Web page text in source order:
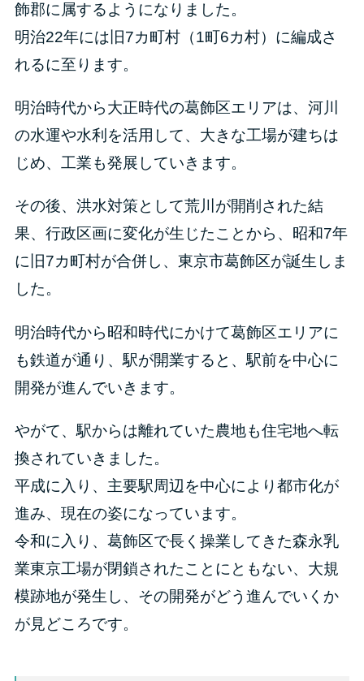
飾郡に属するようになりました。
明治22年には旧7カ町村（1町6カ村）に編成さ
れるに至ります。
明治時代から大正時代の葛飾区エリアは、河川
の水運や水利を活用して、大きな工場が建ちは
じめ、工業も発展していきます。
その後、洪水対策として荒川が開削された結
果、行政区画に変化が生じたことから、昭和7年
に旧7カ町村が合併し、東京市葛飾区が誕生しま
した。
明治時代から昭和時代にかけて葛飾区エリアに
も鉄道が通り、駅が開業すると、駅前を中心に
開発が進んでいきます。
やがて、駅からは離れていた農地も住宅地へ転
換されていきました。
平成に入り、主要駅周辺を中心により都市化が
進み、現在の姿になっています。
令和に入り、葛飾区で長く操業してきた森永乳
業東京工場が閉鎖されたことにともない、大規
模跡地が発生し、その開発がどう進んでいくか
が見どころです。